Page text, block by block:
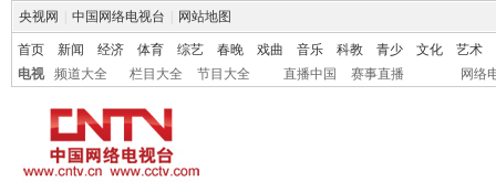
央视网 中国网络电视台 网站地图
首页 新闻 经济 体育 综艺 春晚 戏曲 音乐 科教 青少 文化
艺术
电视
频道大全 栏目大全 节目大全 直播中国 赛事直播 网络